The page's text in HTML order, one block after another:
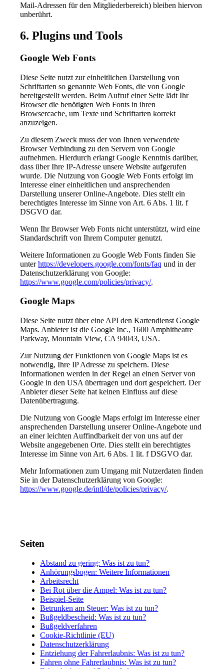
Mail-Adressen für den Mitgliederbereich) bleiben hiervon
unberührt.
6. Plugins und Tools
Google Web Fonts
Diese Seite nutzt zur einheitlichen Darstellung von
Schriftarten so genannte Web Fonts, die von Google
bereitgestellt werden. Beim Aufruf einer Seite lädt Ihr
Browser die benötigten Web Fonts in ihren
Browsercache, um Texte und Schriftarten korrekt
anzuzeigen.
Zu diesem Zweck muss der von Ihnen verwendete
Browser Verbindung zu den Servern von Google
aufnehmen. Hierdurch erlangt Google Kenntnis darüber,
dass über Ihre IP-Adresse unsere Website aufgerufen
wurde. Die Nutzung von Google Web Fonts erfolgt im
Interesse einer einheitlichen und ansprechenden
Darstellung unserer Online-Angebote. Dies stellt ein
berechtigtes Interesse im Sinne von Art. 6 Abs. 1 lit. f
DSGVO dar.
Wenn Ihr Browser Web Fonts nicht unterstützt, wird eine
Standardschrift von Ihrem Computer genutzt.
Weitere Informationen zu Google Web Fonts finden Sie
unterhttps://developers.google.com/fonts/faq und in der
Datenschutzerklärung von Google:
https://www.google.com/policies/privacy/.
Google Maps
Diese Seite nutzt über eine API den Kartendienst Google
Maps. Anbieter ist die Google Inc., 1600 Amphitheatre
Parkway, Mountain View, CA 94043, USA.
Zur Nutzung der Funktionen von Google Maps ist es
notwendig, Ihre IP Adresse zu speichern. Diese
Informationen werden in der Regel an einen Server von
Google in den USA übertragen und dort gespeichert. Der
Anbieter dieser Seite hat keinen Einfluss auf diese
Datenübertragung.
Die Nutzung von Google Maps erfolgt im Interesse einer
ansprechenden Darstellung unserer Online-Angebote und
an einer leichten Auffindbarkeit der von uns auf der
Website angegebenen Orte. Dies stellt ein berechtigtes
Interesse im Sinne von Art. 6 Abs. 1 lit. f DSGVO dar.
Mehr Informationen zum Umgang mit Nutzerdaten finden
Sie in der Datenschutzerklärung von Google:
https://www.google.de/intl/de/policies/privacy/.
Seiten
Abstand zu gering: Was ist zu tun?
Anhörungsbogen: Weitere Informationen
Arbeitsrecht
Bei Rot über die Ampel: Was ist zu tun?
Beispiel-Seite
Betrunken am Steuer: Was ist zu tun?
Bußgeldbescheid: Was ist zu tun?
Bußgeldverfahren
Cookie-Richtlinie (EU)
Datenschutzerklärung
Entziehung der Fahrerlaubnis: Was ist zu tun?
Fahren ohne Fahrerlaubnis: Was ist zu tun?